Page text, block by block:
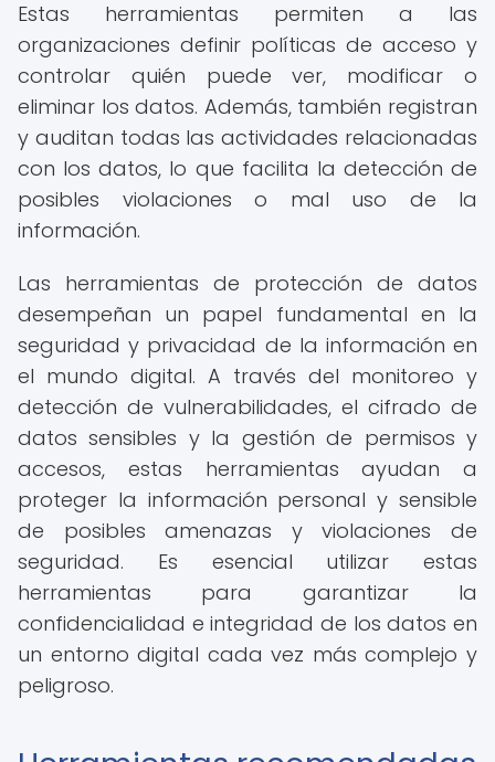
Estas herramientas permiten a las
organizaciones definir políticas de acceso y
controlar quién puede ver, modificar o
eliminar los datos. Además, también registran
y auditan todas las actividades relacionadas
con los datos, lo que facilita la detección de
posibles violaciones o mal uso de la
información.
Las herramientas de protección de datos
desempeñan un papel fundamental en la
seguridad y privacidad de la información en
el mundo digital. A través del monitoreo y
detección de vulnerabilidades, el cifrado de
datos sensibles y la gestión de permisos y
accesos, estas herramientas ayudan a
proteger la información personal y sensible
de posibles amenazas y violaciones de
seguridad. Es esencial utilizar estas
herramientas para garantizar la
confidencialidad e integridad de los datos en
un entorno digital cada vez más complejo y
peligroso.